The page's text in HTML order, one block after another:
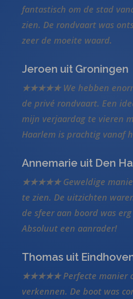
fantastisch om de stad
zien. De rondvaart was
zeer de moeite waard.
Jeroen uit Groningen
★★★★★ We hebben
de privé rondvaart. Een
mijn verjaardag te vieren
Haarlem is prachtig vanaf
Annemarie uit Den
★★★★★ Geweldige
te zien. De uitzichten
de sfeer aan boord was
Absoluut een aanrader!
Thomas uit
★★★★★ Perfecte manier
verkennen. De boot was